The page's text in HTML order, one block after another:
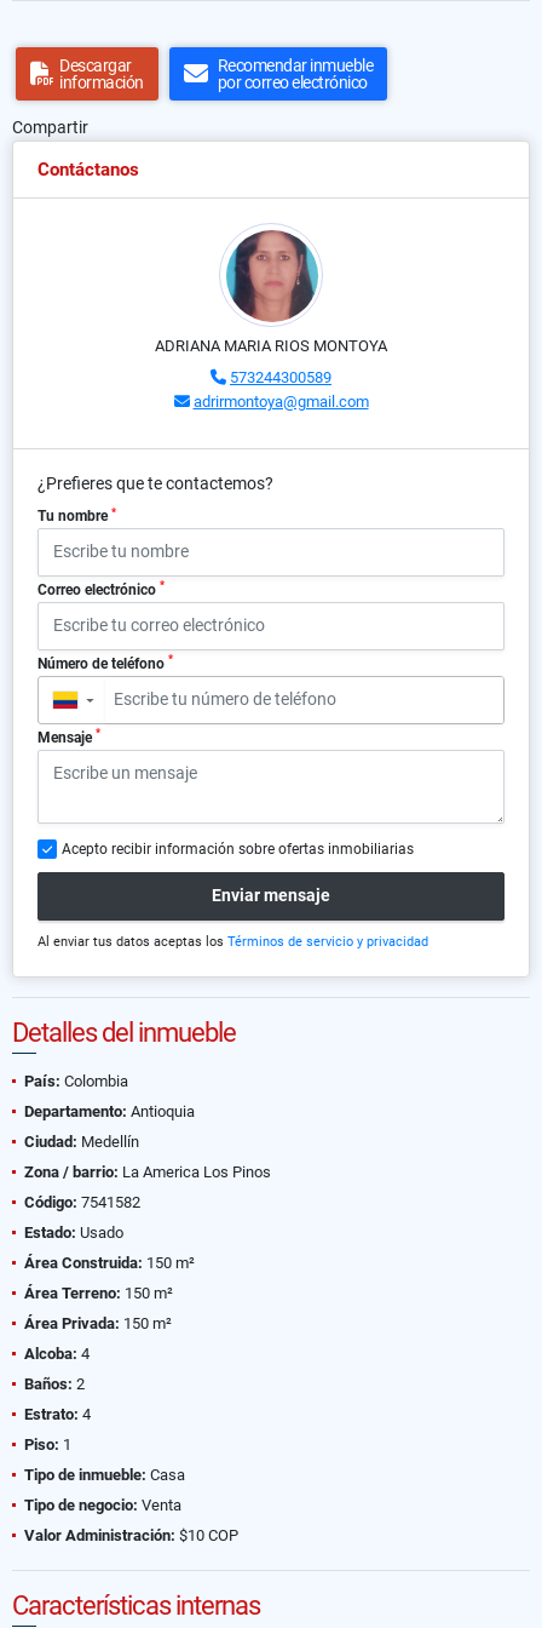
Descargar
información
Recomendar inmueble
por correo electrónico
Compartir
Contáctanos
ADRIANA MARIA RIOS MONTOYA
573244300589
adrirmontoya@gmail.com
¿Prefieres que te contactemos?
Tu nombre *
Correo electrónico *
Número de teléfono *
▼
Mensaje *
Acepto recibir información sobre ofertas inmobiliarias
Enviar mensaje
Al enviar tus datos aceptas los Términos de servicio y privacidad
Detalles del inmueble
País: Colombia
Departamento: Antioquia
Ciudad: Medellín
Zona / barrio: La America Los Pinos
Código: 7541582
Estado: Usado
Área Construida: 150 m²
Área Terreno: 150 m²
Área Privada: 150 m²
Alcoba: 4
Baños: 2
Estrato: 4
Piso: 1
Tipo de inmueble: Casa
Tipo de negocio: Venta
Valor Administración: $10 COP
Características internas